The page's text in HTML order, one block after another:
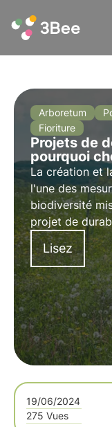
Arboretum
Fioriture
Projets de
pourquoi
La création et
l'une des
biodiversité
projet de
tableaux de
scientifique
greenwashing.
cet article.
Lisez
19/06/2024
275 Vues